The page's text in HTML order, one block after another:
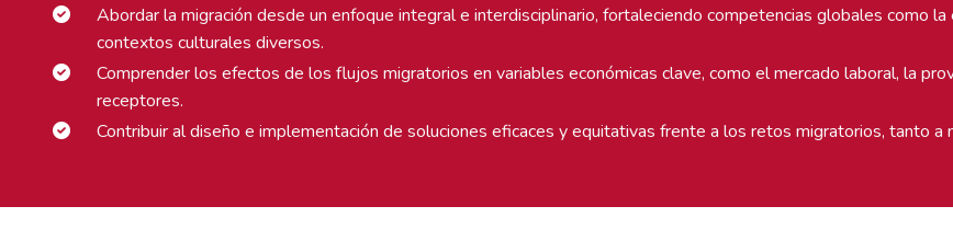
Abordar la migración desde un enfoque integral e interdisciplinario, fortaleciendo competencias globales como
contextos culturales diversos.
Comprender los efectos de los flujos migratorios en variables económicas clave, como el mercado laboral, la
receptores.
Contribuir al diseño e implementación de soluciones eficaces y equitativas frente a los retos migratorios, tanto a